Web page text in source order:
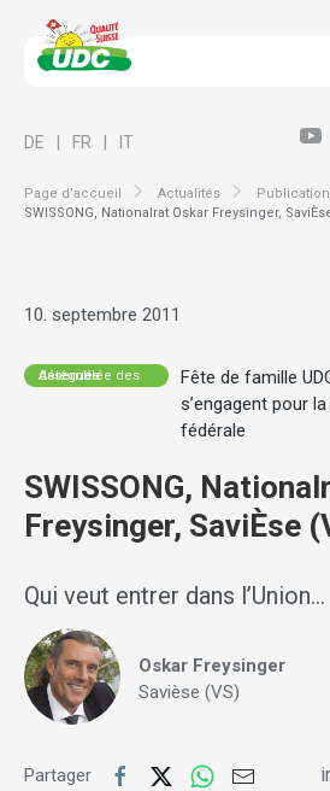
Page d’accueil Actualités
SWISSONG, Nationalrat Oskar Freysinger,
DE FR IT
10. septembre 2011
Assemblée des délégués
Fête de famille
s’engagent pour
fédérale
SWISSONG,
Freysinger, SaviÈse
Qui veut entrer dans l’Union…
Oskar Freysinger
Savièse (VS)
Partager